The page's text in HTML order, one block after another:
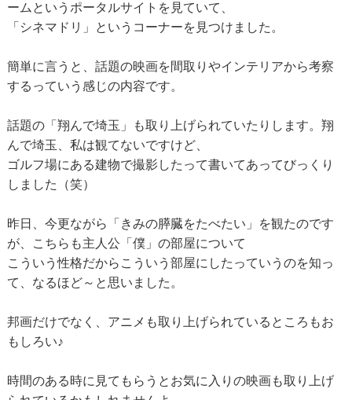
ームというポータルサイトを見ていて、
「シネマドリ」というコーナーを見つけました。
簡単に言うと、話題の映画を間取りやインテリアから考察
するっていう感じの内容です。
話題の「翔んで埼玉」も取り上げられていたりします。翔
んで埼玉、私は観てないですけど、
ゴルフ場にある建物で撮影したって書いてあってびっくり
しました（笑）
昨日、今更ながら「きみの膵臓をたべたい」を観たのです
が、こちらも主人公「僕」の部屋について
こういう性格だからこういう部屋にしたっていうのを知っ
て、なるほど～と思いました。
邦画だけでなく、アニメも取り上げられているところもお
もしろい♪
時間のある時に見てもらうとお気に入りの映画も取り上げ